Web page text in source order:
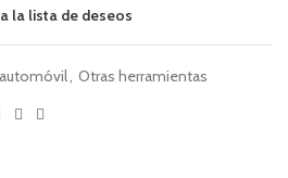
la lista de deseos
, Otras herramientas